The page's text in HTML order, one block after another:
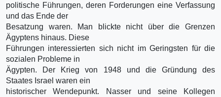
politische Führungen, deren Forderungen eine Verfassung
und das Ende der
Besatzung waren. Man blickte nicht über die Grenzen
Ägyptens hinaus. Diese
Führungen interessierten sich nicht im Geringsten für die
sozialen Probleme in
Ägypten. Der Krieg von 1948 und die Gründung des
Staates Israel waren ein
historischer Wendepunkt. Nasser und seine Kollegen